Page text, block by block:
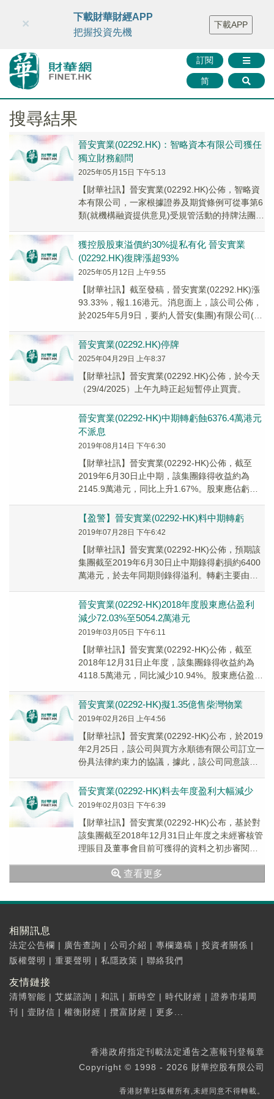
財華智庫網 FINTV FINMETA 財華證券 媒體矩陣
智庫沙龍
聯絡我們
訂閱
简
×
下載財華財經APP
把握投資先機
下載APP
搜尋結果
晉安實業(02292.HK)：智略資本有限公司獲任
獨立財務顧問
2025年05月15日 下午5:13
【財華社訊】晉安實業(02292.HK)公佈，智略資
本有限公司，一家根據證券及期貨條例可從事第6
類(就機構融資提供意見)受規管活動的持牌法團，
獲控股股東溢價約30%提私有化 晉安實業
(02292.HK)復牌漲超93%
2025年05月12日 上午9:55
【財華社訊】截至發稿，晉安實業(02292.HK)漲
93.33%，報1.16港元。消息面上，該公司公佈，
於2025年5月9日，要約人晉安(集團)有限公司(由
晉安實業(02292.HK)停牌
2025年04月29日 上午8:37
【財華社訊】晉安實業(02292.HK)公佈，於今天
（29/4/2025）上午九時正起短暫停止買賣。
晉安實業(02292-HK)中期轉虧蝕6376.4萬港元
不派息
2019年08月14日 下午6:30
【財華社訊】晉安實業(02292-HK)公佈，截至
2019年6月30日止中期，該集團錄得收益約為
2145.9萬港元，同比上升1.67%。股東應佔虧損
【盈警】晉安實業(02292-HK)料中期轉虧
2019年07月28日 下午6:42
【財華社訊】晉安實業(02292-HK)公佈，預期該
集團截至2019年6月30日止中期錄得虧損約6400
萬港元，於去年同期則錄得溢利。轉虧主要由於
元。
晉安實業(02292-HK)2018年度股東應佔盈利
減少72.03%至5054.2萬港元
2019年03月05日 下午6:11
【財華社訊】晉安實業(02292-HK)公佈，截至
2018年12月31日止年度，該集團錄得收益約為
4118.5萬港元，同比減少10.94%。股東應佔盈利
晉安實業(02292-HK)擬1.35億售柴灣物業
2019年02月26日 上午4:56
【財華社訊】晉安實業(02292-HK)公布，於2019
年2月25日，該公司與買方永順德有限公司訂立一
份具法律約束力的協議，據此，該公司同意該公
晉安實業(02292-HK)料去年度盈利大幅減少
2019年02月03日 下午6:39
【財華社訊】晉安實業(02292-HK)公布，基於對
該集團截至2018年12月31日止年度之未經審核管
理賬目及董事會目前可獲得的資料之初步審閱，
查看更多
相關訊息
法定公告欄 | 廣告查詢 | 公司介紹 | 專欄邀稿 | 投資者關係 |
版權聲明 | 重要聲明 | 私隱政策 | 聯絡我們
友情鏈接
清博智能 | 艾媒諮詢 | 和訊 | 新時空 | 時代財經 | 證券市場周
刊
| 壹財信 | 權衡財經 | 攬富財經 | 更多...
香港政府指定刊載法定通告之憲報刊登報章
Copyright © 1998 - 2026 財華控股有限公司
香港財華社版權所有,未經同意不得轉載。